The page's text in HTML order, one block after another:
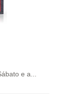
e a...